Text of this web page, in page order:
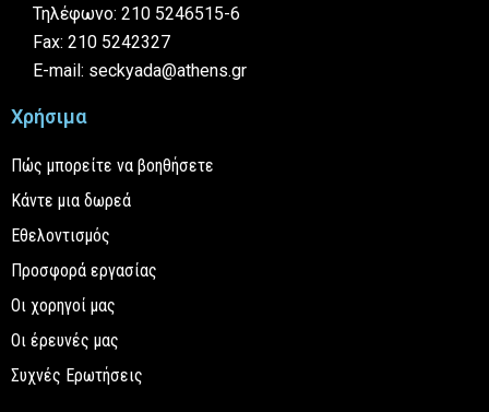
Τηλέφωνο: 210 5246515-6
Fax: 210 5242327
E-mail: seckyada@athens.gr
Χρήσιμα
Πώς μπορείτε να βοηθήσετε
Κάντε μια δωρεά
Εθελοντισμός
Προσφορά εργασίας
Οι χορηγοί μας
Οι έρευνές μας
Συχνές Ερωτήσεις